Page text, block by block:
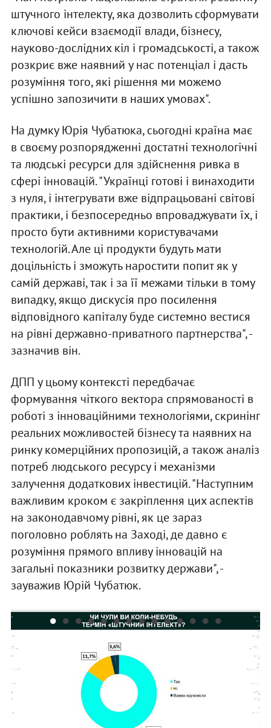
штучного інтелекту, яка дозволить сформувати
ключові кейси взаємодії влади, бізнесу,
науково-дослідних кіл і громадськості, а також
розкриє вже наявний у нас потенціал і дасть
розуміння того, які рішення ми можемо
успішно запозичити в наших умовах".
На думку Юрія Чубатюка, сьогодні країна має
в своєму розпорядженні достатні технологічні
та людські ресурси для здійснення ривка в
сфері інновацій. "Українці готові і винаходити
з нуля, і інтегрувати вже відпрацьовані світові
практики, і безпосередньо впроваджувати їх, і
просто бути активними користувачами
технологій. Але ці продукти будуть мати
доцільність і зможуть наростити попит як у
самій державі, так і за її межами тільки в тому
випадку, якщо дискусія про посилення
відповідного капіталу буде системно вестися
на рівні державно-приватного партнерства", -
зазначив він.
ДПП у цьому контексті передбачає
формування чіткого вектора спрямованості в
роботі з інноваційними технологіями, скринінг
реальних можливостей бізнесу та наявних на
ринку комерційних пропозицій, а також аналіз
потреб людського ресурсу і механізми
залучення додаткових інвестицій. "Наступним
важливим кроком є закріплення цих аспектів
на законодавчому рівні, як це зараз
поголовно роблять на Заході, де давно є
розуміння прямого впливу інновацій на
загальні показники розвитку держави", -
зауважив Юрій Чубатюк.